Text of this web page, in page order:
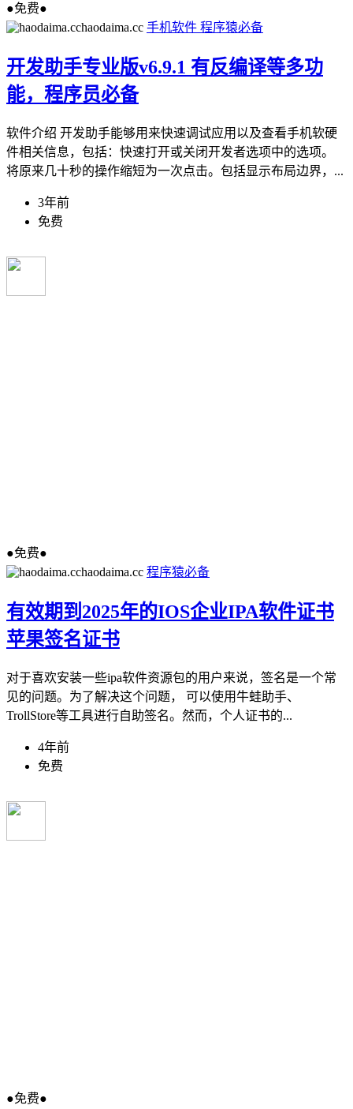
●免费●
haodaima.cc 手机软件 程序猿必备
开发助手专业版v6.9.1 有反编译等多功
能，程序员必备
软件介绍 开发助手能够用来快速调试应用以及查看手机软硬
件相关信息，包括：快速打开或关闭开发者选项中的选项。
将原来几十秒的操作缩短为一次点击。包括显示布局边界，...
3年前
免费
●免费●
haodaima.cc 程序猿必备
有效期到2025年的IOS企业IPA软件证书
苹果签名证书
对于喜欢安装一些ipa软件资源包的用户来说，签名是一个常
见的问题。为了解决这个问题， 可以使用牛蛙助手、
TrollStore等工具进行自助签名。然而，个人证书的...
4年前
免费
●免费●